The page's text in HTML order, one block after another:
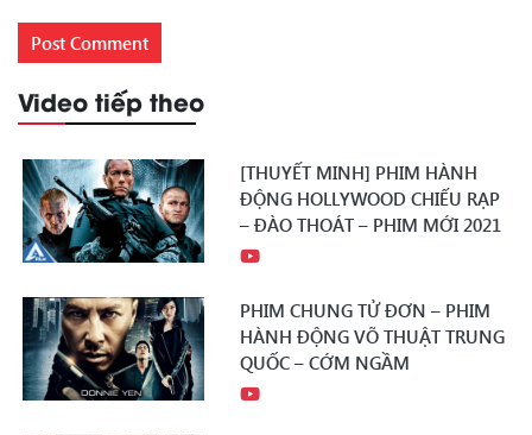
Video tiếp theo
[THUYẾT MINH] PHIM HÀNH
ĐỘNG HOLLYWOOD CHIẾU RẠP
– ĐÀO THOÁT – PHIM MỚI 2021
PHIM CHUNG TỬ ĐƠN – PHIM
HÀNH ĐỘNG VÕ THUẬT TRUNG
QUỐC – CỚM NGẦM